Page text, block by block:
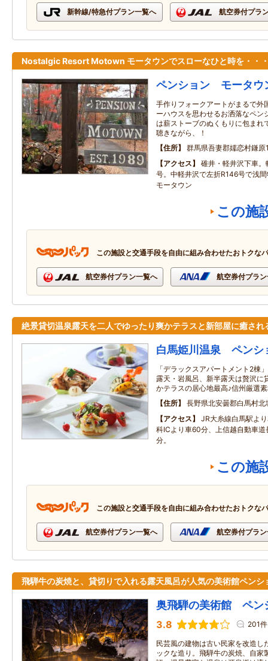
新幹線/特急付プラン一覧へ 航空券付プラ
Nostalgic Resort Motown モータウンでスローなひと時を・・
ペンション モータウ
手作りフォークアートがまるで外
ーハウスを思わせるお洒落なペン
は薪ストーブのぬくもりに包まれ
聴きながら、！
住所
群馬県吾妻郡嬬恋村鎌
アクセス
碓井・軽井沢下車。
号。中軽井沢で左折R146号で浅
モータウン
この施
この施設と交通手段を自由に組み合わせたおトクな
航空券付プラン一覧へ 航空券付プラ
絶景貸切温泉露天を二人でゆったり爽かテラスと新部屋に癒され
白馬姫川温泉 ペンシ
「デラックスアパートメント2棟
露天・岩風呂、新半露天は贅沢に
かテラスの居心地最高♪信州厳選
住所
長野県北安曇郡白馬村
アクセス
JR大糸線白馬駅よ
科ICより車60分、上信越自動車
分。
この施
この施設と交通手段を自由に組み合わせたおトクな
航空券付プラン一覧へ 航空券付プラ
飛騨牛の炭焼と、貸切りで入れる露天風呂が人気の美術館ペンシ
奥飛騨の美術館 ペン
3.8 201件
民芸風の建物は古い民家を改造し
ックな造り。飛騨牛の炭焼、自家